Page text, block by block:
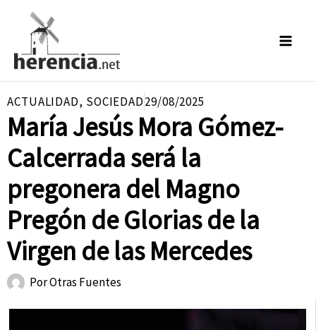
contenido
ACTUALIDAD, SOCIEDAD29/08/2025
María Jesús Mora Gómez-
Calcerrada será la
pregonera del Magno
Pregón de Glorias de la
Virgen de las Mercedes
PorOtras Fuentes